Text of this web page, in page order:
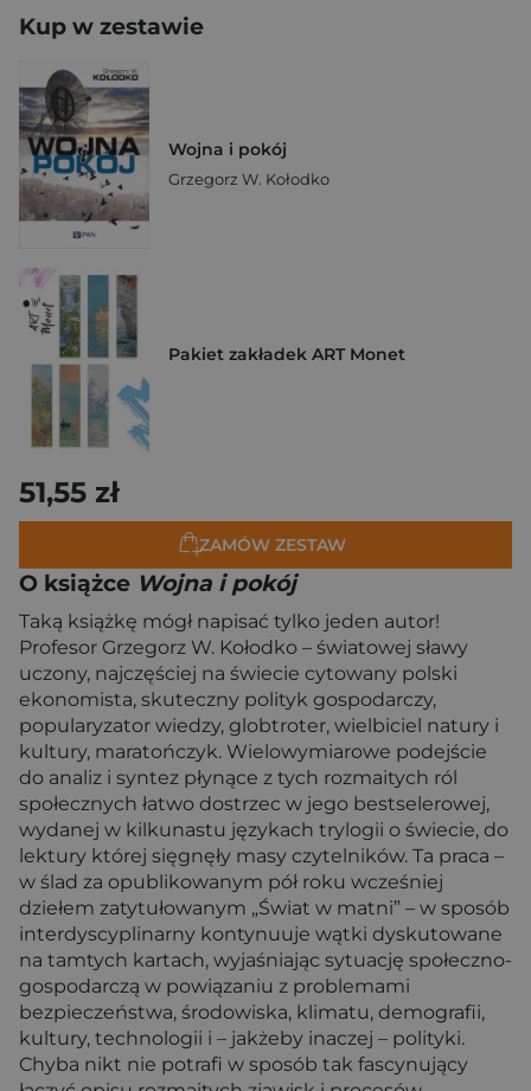
Kup w zestawie
Wojna i pokój
Grzegorz W. Kołodko
Pakiet zakładek ART Monet
51,55 zł
ZAMÓW ZESTAW
O książce Wojna i pokój
Taką książkę mógł napisać tylko jeden autor!
Profesor Grzegorz W. Kołodko – światowej sławy
uczony, najczęściej na świecie cytowany polski
ekonomista, skuteczny polityk gospodarczy,
popularyzator wiedzy, globtroter, wielbiciel natury i
kultury, maratończyk. Wielowymiarowe podejście
do analiz i syntez płynące z tych rozmaitych ról
społecznych łatwo dostrzec w jego bestselerowej,
wydanej w kilkunastu językach trylogii o świecie, do
lektury której sięgnęły masy czytelników. Ta praca –
w ślad za opublikowanym pół roku wcześniej
dziełem zatytułowanym „Świat w matni” – w sposób
interdyscyplinarny kontynuuje wątki dyskutowane
na tamtych kartach, wyjaśniając sytuację społeczno-
gospodarczą w powiązaniu z problemami
bezpieczeństwa, środowiska, klimatu, demografii,
kultury, technologii i – jakżeby inaczej – polityki.
Chyba nikt nie potrafi w sposób tak fascynujący